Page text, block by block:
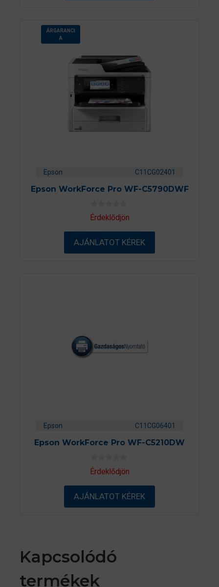
ÁRGARANCI
A
Epson C11CG02401
Epson WorkForce Pro WF-C5790DWF
0
a
-
ő
Érdeklődjön
AJÁNLATOT KÉREK
Epson C11CG06401
Epson WorkForce Pro WF-C5210DW
0
a
-
ő
Érdeklődjön
AJÁNLATOT KÉREK
Kapcsolódó
termékek